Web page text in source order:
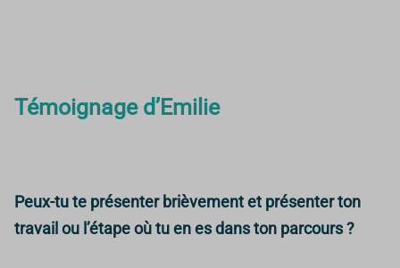
Témoignage d’Emilie
Peux-tu te présenter brièvement et présenter ton
travail ou l’étape où tu en es dans ton parcours ?